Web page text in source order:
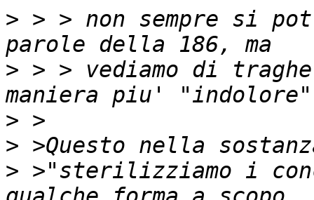
> > > non sempre si
> > > vediamo di
>
>
> >"sterilizziamo i